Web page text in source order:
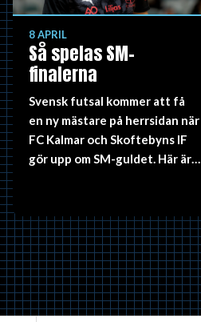
8 APRIL
Så spelas SM-
finalerna
Svensk futsal kommer att få
en ny mästare på herrsidan när
FC Kalmar och Skoftebyns IF
gör upp om SM-guldet. Här är…